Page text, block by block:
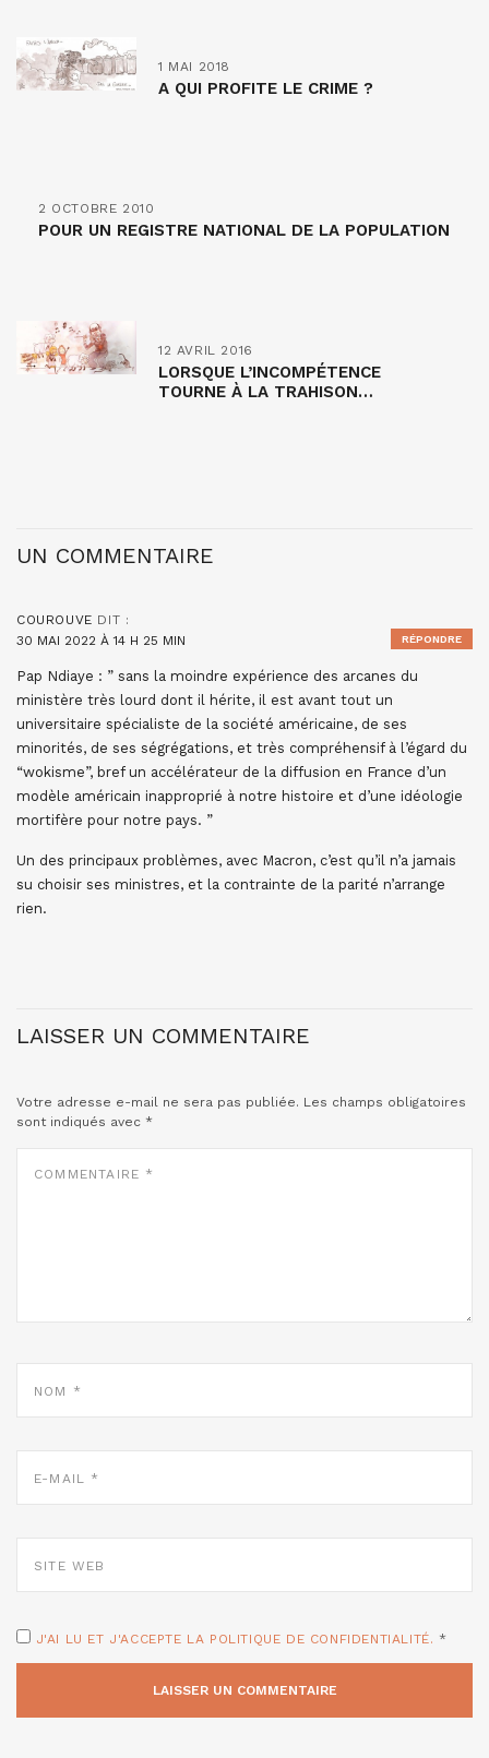
1 MAI 2018
A QUI PROFITE LE CRIME ?
2 OCTOBRE 2010
POUR UN REGISTRE NATIONAL DE LA POPULATION
12 AVRIL 2016
LORSQUE L’INCOMPÉTENCE
TOURNE À LA TRAHISON…
UN COMMENTAIRE
COUROUVE DIT :
30 MAI 2022 À 14 H 25 MIN
Pap Ndiaye : ” sans la moindre expérience des arcanes du
ministère très lourd dont il hérite, il est avant tout un
universitaire spécialiste de la société américaine, de ses
minorités, de ses ségrégations, et très compréhensif à l’égard du
“wokisme”, bref un accélérateur de la diffusion en France d’un
modèle américain inapproprié à notre histoire et d’une idéologie
mortifère pour notre pays. ”
Un des principaux problèmes, avec Macron, c’est qu’il n’a jamais
su choisir ses ministres, et la contrainte de la parité n’arrange
rien.
RÉPONDRE
LAISSER UN COMMENTAIRE
Votre adresse e-mail ne sera pas publiée. Les champs obligatoires
sont indiqués avec *
MAIL
WEB
J'AI LU ET J'ACCEPTE LA POLITIQUE DE CONFIDENTIALITÉ. *